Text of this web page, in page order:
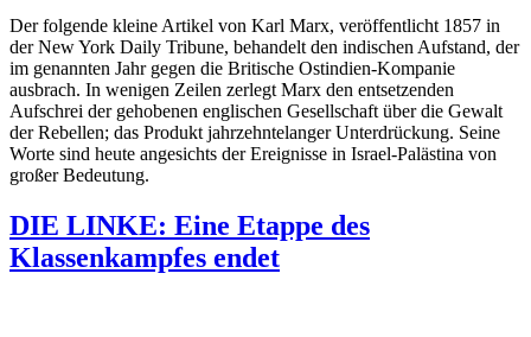
Der folgende kleine Artikel von Karl Marx, veröffentlicht 1857 in
derNew York Daily Tribune, behandelt den indischen Aufstand, der
im genannten Jahr gegen die Britische Ostindien-Kompanie
ausbrach. In wenigen Zeilen zerlegt Marx den entsetzenden
Aufschrei der gehobenen englischen Gesellschaft über die Gewalt
der Rebellen; das Produkt jahrzehntelanger Unterdrückung. Seine
Worte sind heute angesichts der Ereignisse in Israel-Palästina von
großer Bedeutung.
DIE LINKE: Eine Etappe des
Klassenkampfes endet